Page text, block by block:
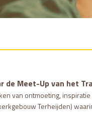
de Meet-Up van het
van ontmoeting,
Terheijden)